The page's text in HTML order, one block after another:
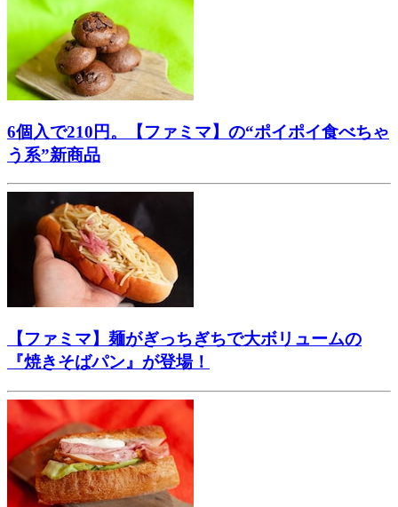
6個入で210円。【ファミマ】の“ポイポイ食べちゃ
う系”新商品
【ファミマ】麺がぎっちぎちで大ボリュームの
『焼きそばパン』が登場！